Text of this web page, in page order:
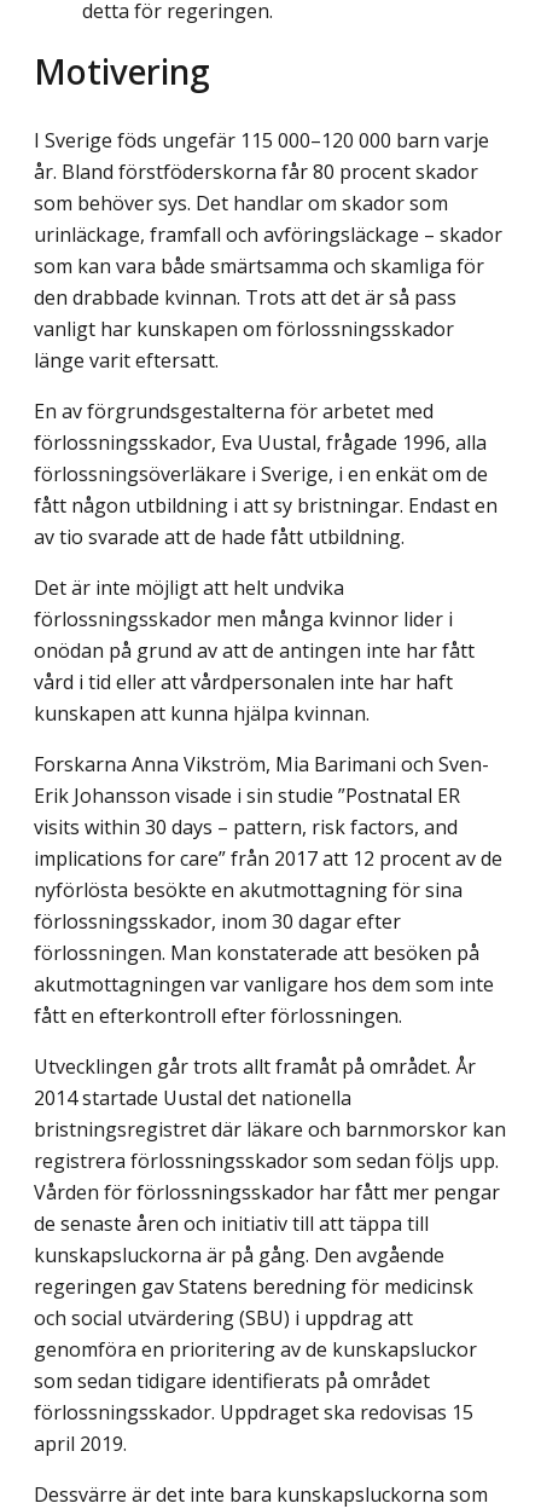
detta för regeringen.
Motivering
I Sverige föds ungefär 115 000–120 000 barn varje
år. Bland förstföderskorna får 80 procent skador
som behöver sys. Det handlar om skador som
urinläckage, framfall och avföringsläckage – skador
som kan vara både smärtsamma och skamliga för
den drabbade kvinnan. Trots att det är så pass
vanligt har kunskapen om förlossningsskador
länge varit eftersatt.
En av förgrundsgestalterna för arbetet med
förlossningsskador, Eva Uustal, frågade 1996, alla
förlossningsöverläkare i Sverige, i en enkät om de
fått någon utbildning i att sy bristningar. Endast en
av tio svarade att de hade fått utbildning.
Det är inte möjligt att helt undvika
förlossningsskador men många kvinnor lider i
onödan på grund av att de antingen inte har fått
vård i tid eller att vårdpersonalen inte har haft
kunskapen att kunna hjälpa kvinnan.
Forskarna Anna Vikström, Mia Barimani och Sven-
Erik Johansson visade i sin studie ”Postnatal ER
visits within 30 days – pattern, risk factors, and
implications for care” från 2017 att 12 procent av de
nyförlösta besökte en akutmottagning för sina
förlossningsskador, inom 30 dagar efter
förlossningen. Man konstaterade att besöken på
akutmottagningen var vanligare hos dem som inte
fått en efterkontroll efter förlossningen.
Utvecklingen går trots allt framåt på området. År
2014 startade Uustal det nationella
bristningsregistret där läkare och barnmorskor kan
registrera förlossningsskador som sedan följs upp.
Vården för förlossningsskador har fått mer pengar
de senaste åren och initiativ till att täppa till
kunskapsluckorna är på gång. Den avgående
regeringen gav Statens beredning för medicinsk
och social utvärdering (SBU) i uppdrag att
genomföra en prioritering av de kunskapsluckor
som sedan tidigare identifierats på området
förlossningsskador. Uppdraget ska redovisas 15
april 2019.
Dessvärre är det inte bara kunskapsluckorna som